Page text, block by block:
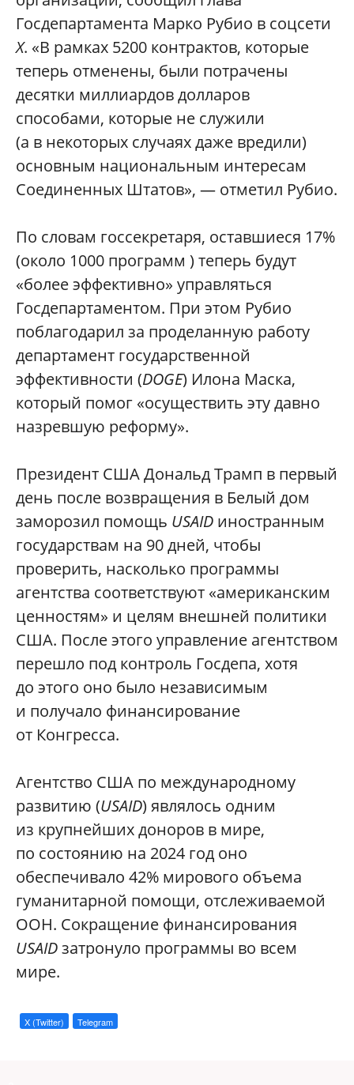
Госдепартамента Марко Рубио в соцсети
Х. «В рамках 5200 контрактов, которые
теперь отменены, были потрачены
десятки миллиардов долларов
способами, которые не служили
(а в некоторых случаях даже вредили)
основным национальным интересам
Соединенных Штатов», — отметил Рубио.
По словам госсекретаря, оставшиеся 17%
(около 1000 программ ) теперь будут
«более эффективно» управляться
Госдепартаментом. При этом Рубио
поблагодарил за проделанную работу
департамент государственной
эффективности (DOGE) Илона Маска,
который помог «осуществить эту давно
назревшую реформу».
Президент США Дональд Трамп в первый
день после возвращения в Белый дом
заморозил помощь USAID иностранным
государствам на 90 дней, чтобы
проверить, насколько программы
агентства соответствуют «американским
ценностям» и целям внешней политики
США. После этого управление агентством
перешло под контроль Госдепа, хотя
до этого оно было независимым
и получало финансирование
от Конгресса.
​Агентство США по международному
развитию (USAID) являлось одним
из крупнейших доноров в мире,
по состоянию на 2024 год оно
обеспечивало 42% мирового объема
гуманитарной помощи, отслеживаемой
ООН. Сокращение финансирования
USAIDзатронуло программы во всем
мире.
X (Twitter) Telegram